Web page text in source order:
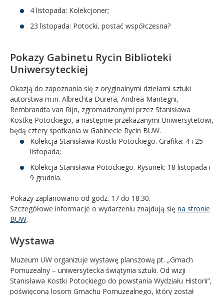
4 listopada: Kolekcjoner;
23 listopada: Potocki, postać współczesna?
Pokazy Gabinetu Rycin Biblioteki
Uniwersyteckiej
Okazją do zapoznania się z oryginalnymi dziełami sztuki
autorstwa m.in. Albrechta Dürera, Andrea Mantegni,
Rembrandta van Rijn, zgromadzonymi przez Stanisława
Kostkę Potockiego, a następnie przekazanymi Uniwersytetowi,
będą cztery spotkania w Gabinecie Rycin BUW.
Kolekcja Stanisława Kostki Potockiego. Grafika: 4 i 25
listopada;
Kolekcja Stanisława Potockiego. Rysunek: 18 listopada i
9 grudnia.
Pokazy zaplanowano od godz. 17 do 18.30.
Szczegółowe informacje o wydarzeniu znajdują się na stronie
BUW.
Wystawa
Muzeum UW organizuje wystawę planszową pt. „Gmach
Pomuzealny – uniwersytecka świątynia sztuki. Od wizji
Stanisława Kostki Potockiego do powstania Wydziału Historii”,
poświęconą losom Gmachu Pomuzealnego, który został